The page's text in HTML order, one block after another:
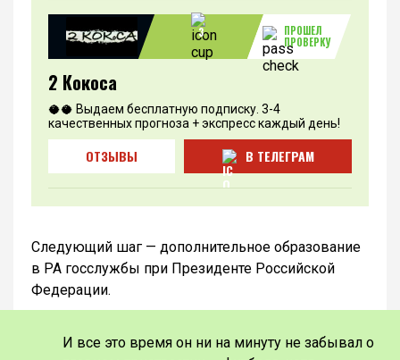
3
ПРОШЕЛ
ПРОВЕРКУ
2 Кокоса
🥥🥥 Выдаем бесплатную подписку. 3-4
качественных прогноза + экспресс каждый день!
ОТЗЫВЫ В ТЕЛЕГРАМ
Следующий шаг — дополнительное образование
в РА госслужбы при Президенте Российской
Федерации.
И все это время он ни на минуту не забывал о